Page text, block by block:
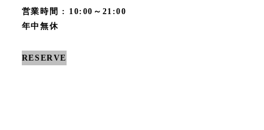
営業時間 : 10:00～21:00
年中無休
RESERVE